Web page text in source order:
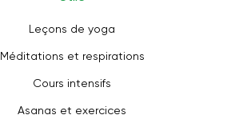
Leçons de yoga
Méditations et respirations
Cours intensifs
Asanas et exercices